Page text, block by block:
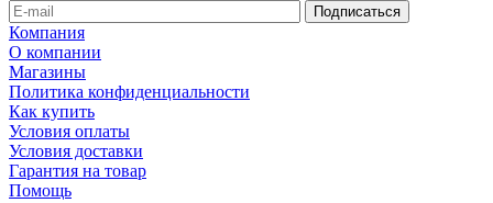
Компания
О компании
Магазины
Политика конфиденциальности
Как купить
Условия оплаты
Условия доставки
Гарантия на товар
Помощь